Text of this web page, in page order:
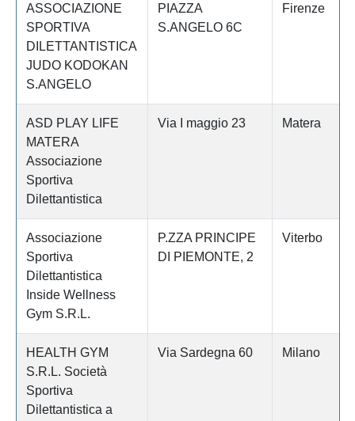
ASSOCIAZIONE
SPORTIVA
DILETTANTISTICA
JUDO KODOKAN
S.ANGELO
PIAZZA
S.ANGELO 6C
Firenze
ASD PLAY LIFE
MATERA
Associazione
Sportiva
Dilettantistica
Via I maggio 23 Matera
Associazione
Sportiva
Dilettantistica
Inside Wellness
Gym S.R.L.
P.ZZA PRINCIPE
DI PIEMONTE, 2
Viterbo
HEALTH GYM
S.R.L. Società
Sportiva
Dilettantistica a
Via Sardegna 60 Milano